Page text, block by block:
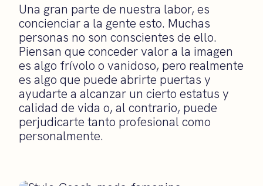
Una gran parte de nuestra labor, es
concienciar a la gente esto. Muchas
personas no son conscientes de ello.
Piensan que conceder valor a la imagen
es algo frívolo o vanidoso, pero realmente
es algo que puede abrirte puertas y
ayudarte a alcanzar un cierto estatus y
calidad de vida o, al contrario, puede
perjudicarte tanto profesional como
personalmente.